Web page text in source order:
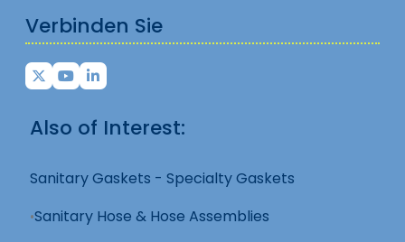
Verbinden Sie
Also of Interest:
Sanitary Gaskets - Specialty Gaskets
Sanitary Hose & Hose Assemblies